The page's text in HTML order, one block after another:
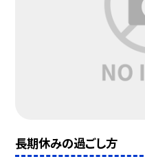
長期休みの過ごし方